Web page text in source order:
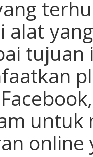
alat
tujuan
untuk
online